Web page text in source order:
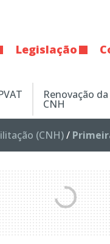
Legislação
Renovação da
CNH
(CNH)/